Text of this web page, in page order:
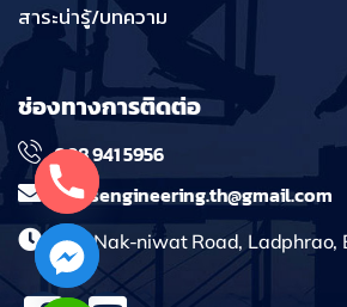
สาระน่ารู้/บทความ
ช่องทางการติดต่อ
098 941 5956
massengineering.th@gmail.com
241 Nak-niwat Road, Ladphrao,